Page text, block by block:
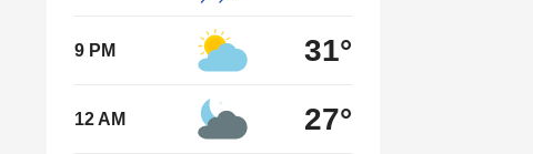
9 PM 31°
12 AM 27°